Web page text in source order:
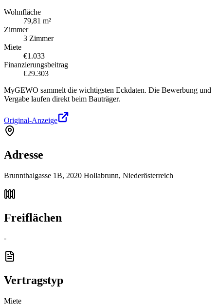
Wohnfläche
79,81 m²
Zimmer
3 Zimmer
Miete
€1.033
Finanzierungsbeitrag
€29.303
MyGEWO sammelt die wichtigsten Eckdaten. Die Bewerbung und
Vergabe laufen direkt beim Bauträger.
Original-Anzeige
Adresse
Brunnthalgasse 1B, 2020 Hollabrunn, Niederösterreich
Freiflächen
-
Vertragstyp
Miete